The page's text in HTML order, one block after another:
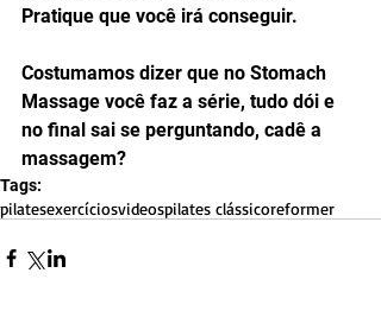
Pratique que você irá conseguir.
Costumamos dizer que no Stomach
Massage você faz a série, tudo dói e
no final sai se perguntando, cadê a
massagem?
Tags:
pilatesexercíciosvideospilates clássicoreformer